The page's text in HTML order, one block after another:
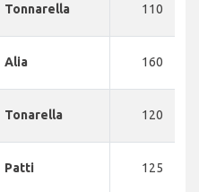
Tonnarella 110
Alia 160
Tonarella 120
Patti 125